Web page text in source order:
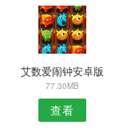
艾数爱闹钟安卓版
77.30MB
查看